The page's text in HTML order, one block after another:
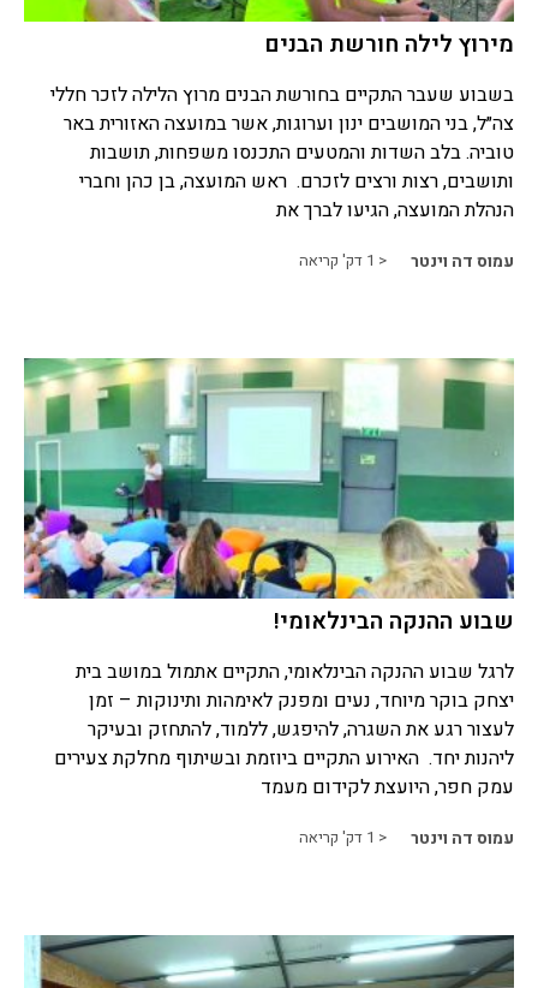
מירוץ לילה חורשת הבנים
בשבוע שעבר התקיים בחורשת הבנים מרוץ הלילה לזכר חללי
צה״ל, בני המושבים ינון וערוגות, אשר במועצה האזורית באר
טוביה. בלב השדות והמטעים התכנסו משפחות, תושבות
ותושבים, רצות ורצים לזכרם. ראש המועצה, בן כהן וחברי
הנהלת המועצה, הגיעו לברך את
עמוס דה וינטר < 1 דק' קריאה
שבוע ההנקה הבינלאומי!
לרגל שבוע ההנקה הבינלאומי, התקיים אתמול במושב בית
יצחק בוקר מיוחד, נעים ומפנק לאימהות ותינוקות – זמן
לעצור רגע את השגרה, להיפגש, ללמוד, להתחזק ובעיקר
ליהנות יחד. האירוע התקיים ביוזמת ובשיתוף מחלקת צעירים
עמק חפר, היועצת לקידום מעמד
עמוס דה וינטר < 1 דק' קריאה